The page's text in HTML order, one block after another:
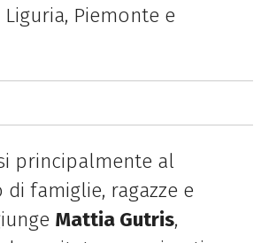
Piemonte e
principalmente al
famiglie, ragazze e
Mattia Gutris,